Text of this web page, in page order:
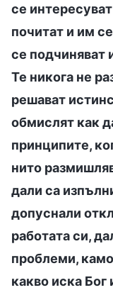
се
почитат и им
се подчиняват
Те никога не
решават
обмислят как
принципите,
нито
дали са
допуснали
работата си,
проблеми,
какво иска